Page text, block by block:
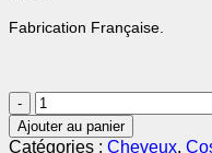
Fabrication Française.
quantité
de
Huile
Ajouter au panier
Catégories : Cheveux,